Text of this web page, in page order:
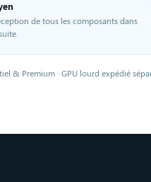
de tous les composants dans
& Premium · GPU lourd expédié